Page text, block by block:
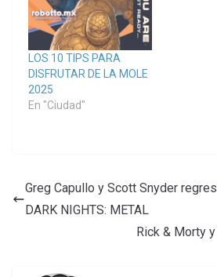
LOS 10 TIPS PARA
DISFRUTAR DE LA MOLE
2025
En "Ciudad"
Greg Capullo y Scott Snyder
DARK NIGHTS: METAL
Rick & Morty